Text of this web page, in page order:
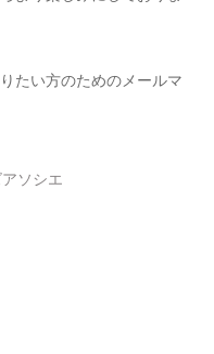
たい方のためのメールマ